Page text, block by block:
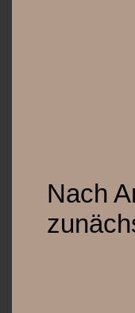
Nach